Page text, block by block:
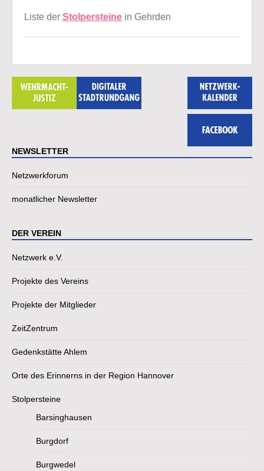
Liste der Stolpersteine in Gehrden
NEWSLETTER
Netzwerkforum
monatlicher Newsletter
DER VEREIN
Netzwerk e.V.
Projekte des Vereins
Projekte der Mitglieder
ZeitZentrum
Gedenkstätte Ahlem
Orte des Erinnerns in der Region Hannover
Stolpersteine
Barsinghausen
Burgdorf
Burgwedel